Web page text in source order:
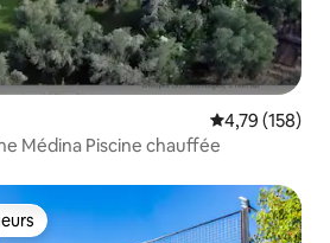
Évaluation
4,79 (158)
Médina Piscine chauffée